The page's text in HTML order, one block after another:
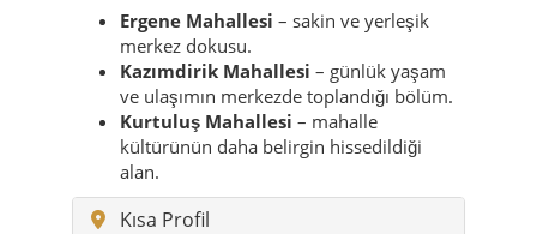
Ergene Mahallesi – sakin ve yerleşik
merkez dokusu.
Kazımdirik Mahallesi – günlük yaşam
ve ulaşımın merkezde toplandığı bölüm.
Kurtuluş Mahallesi – mahalle
kültürünün daha belirgin hissedildiği
alan.
Kısa Profil